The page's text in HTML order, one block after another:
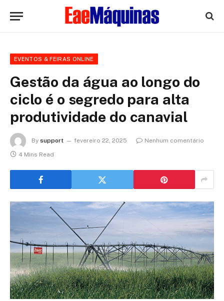
EVENTOS & FEIRAS ONLINE
Gestão da água ao longo do
ciclo é o segredo para alta
produtividade do canavial
By support fevereiro 22, 2025
Nenhum comentário
4 Mins Read